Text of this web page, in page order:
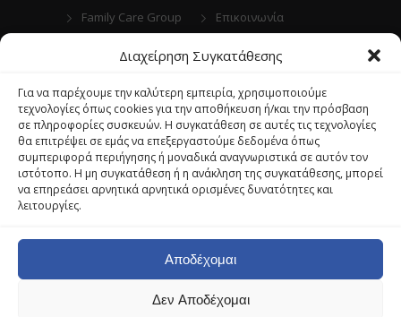
Διαχείρηση Συγκατάθεσης
Για να παρέχουμε την καλύτερη εμπειρία, χρησιμοποιούμε
τεχνολογίες όπως cookies για την αποθήκευση ή/και την πρόσβαση
σε πληροφορίες συσκευών. Η συγκατάθεση σε αυτές τις τεχνολογίες
θα επιτρέψει σε εμάς να επεξεργαστούμε δεδομένα όπως
συμπεριφορά περιήγησης ή μοναδικά αναγνωριστικά σε αυτόν τον
ιστότοπο. Η μη συγκατάθεση ή η ανάκληση της συγκατάθεσης, μπορεί
να επηρεάσει αρνητικά αρνητικά ορισμένες δυνατότητες και
λειτουργίες.
Αποδέχομαι
Δεν Αποδέχομαι
Family Care Group
Επικοινωνία
Ιατρός στο Σπίτι
Ραντεβού
Αρθρα
© 2022 Family Care Group OE | Designed and
Developed by GFD Web Brain. All rights reserved.